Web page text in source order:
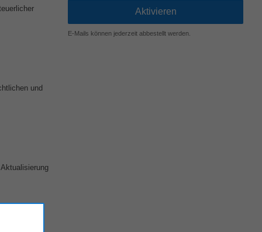
und
E-Mails können jederzeit abbestellt werden.